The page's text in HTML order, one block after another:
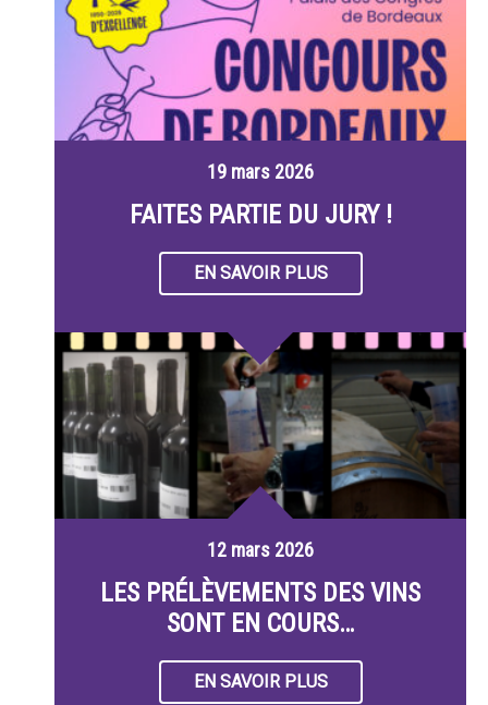
19 mars 2026
FAITES PARTIE DU JURY !
EN SAVOIR PLUS
12 mars 2026
LES PRÉLÈVEMENTS DES VINS
SONT EN COURS…
EN SAVOIR PLUS